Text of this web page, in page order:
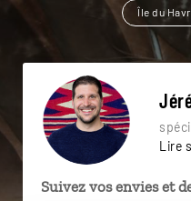
Île du
Lire
Suivez vos envies et